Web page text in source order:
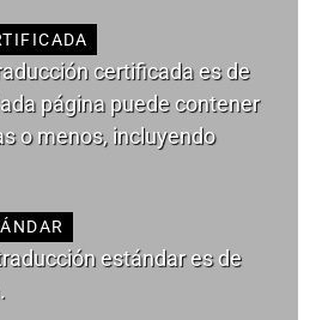
certificada es de
página puede contener
o menos, incluyendo
estándar es de